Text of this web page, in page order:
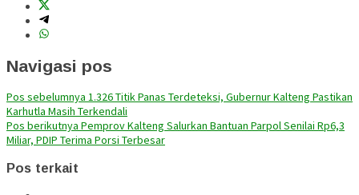
Navigasi pos
Pos sebelumnya 1.326 Titik Panas Terdeteksi, Gubernur Kalteng Pastikan
Karhutla Masih Terkendali
Pos berikutnya Pemprov Kalteng Salurkan Bantuan Parpol Senilai Rp6,3
Miliar, PDIP Terima Porsi Terbesar
Pos terkait